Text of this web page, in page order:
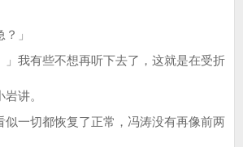
」
我有些不想再听下去了，这就是在受折
讲。
一切都恢复了正常，冯涛没有再像前两